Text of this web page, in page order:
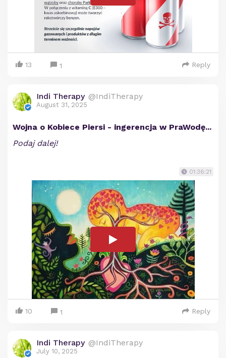
13 1 Reply
Indi Therapy @IndiTherapy
August 31, 2025
Wojna o Kobiece Piersi - ingerencja w PraWodę...
Podaj dalej!
01:36:21
10 1 Reply
Indi Therapy @IndiTherapy
July 10, 2025